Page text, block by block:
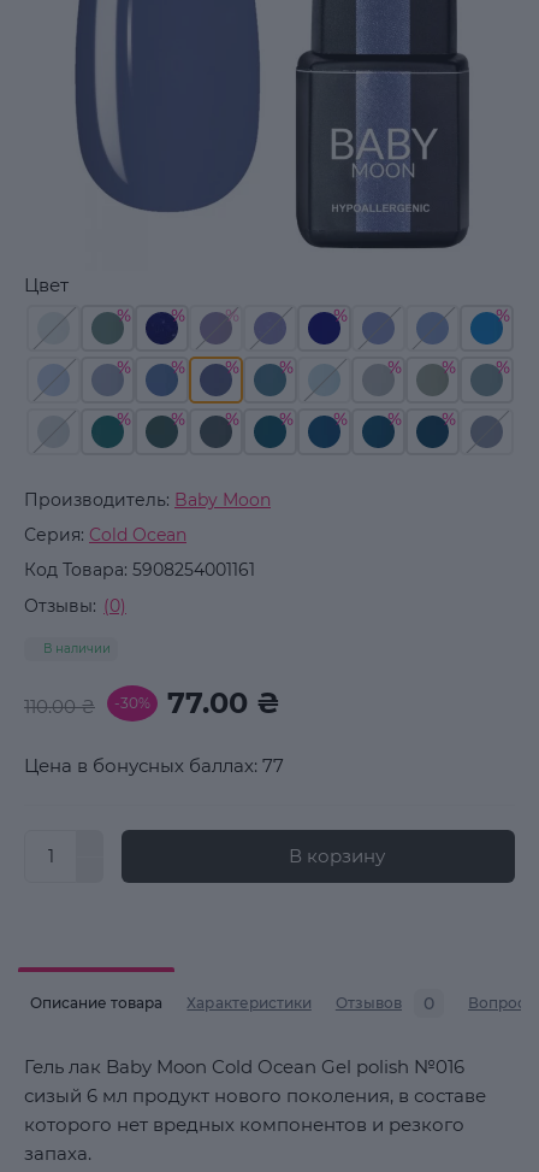
Производитель: Baby Moon
Серия: Cold Ocean
Код Товара: 5908254001161
Отзывы: (0)
В наличии
Цвет
110.00 ₴ -30% 77.00 ₴
Цена в бонусных баллах: 77
В корзину
Описание товара Характеристики Отзывов 0 Вопросы
Гель лак Baby Moon Cold Ocean Gel polish №016
сизый 6 мл продукт нового поколения, в составе
которого нет вредных компонентов и резкого
запаха.